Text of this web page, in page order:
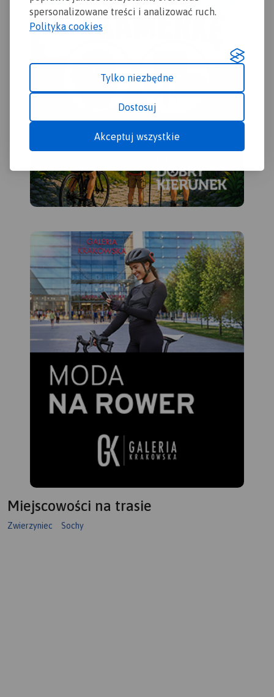
spersonalizowane treści i analizować ruch.
Polityka cookies
Tylko niezbędne
Dostosuj
Akceptuj wszystkie
Miejscowości na trasie
Zwierzyniec Sochy